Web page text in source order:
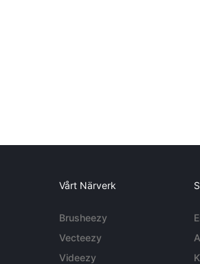
Vårt Närverk
Brusheezy
Vecteezy
Videezy